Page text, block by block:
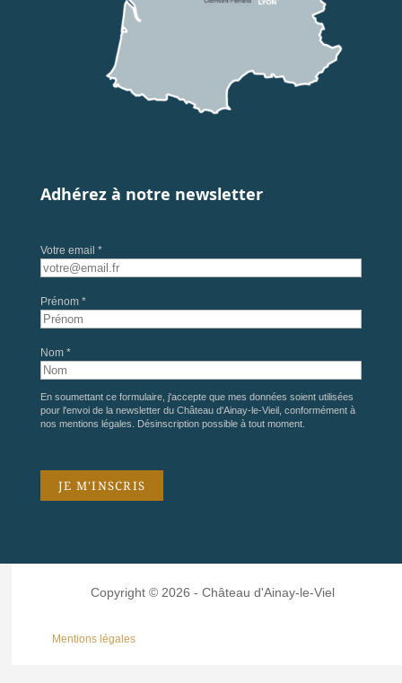
Adhérez à notre newsletter
Votre email *
Prénom *
Nom *
En soumettant ce formulaire, j'accepte que mes données soient utilisées
pour l'envoi de la newsletter du Château d'Ainay-le-Vieil, conformément à
nos mentions légales . Désinscription possible à tout moment.
Copyright © 2026 - Château d'Ainay-le-Viel
Mentions légales